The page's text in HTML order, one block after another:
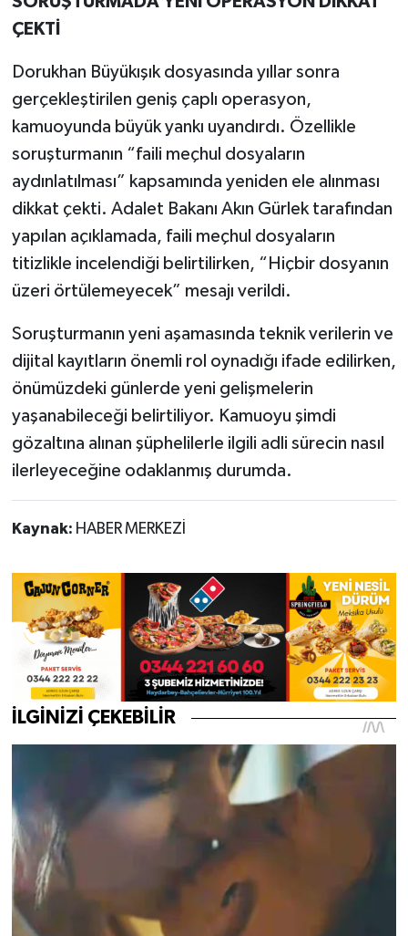
ÇEKTİ
Dorukhan Büyükışık dosyasında yıllar sonra
gerçekleştirilen geniş çaplı operasyon,
kamuoyunda büyük yankı uyandırdı. Özellikle
soruşturmanın “faili meçhul dosyaların
aydınlatılması” kapsamında yeniden ele alınması
dikkat çekti. Adalet Bakanı Akın Gürlek tarafından
yapılan açıklamada, faili meçhul dosyaların
titizlikle incelendiği belirtilirken, “Hiçbir dosyanın
üzeri örtülemeyecek” mesajı verildi.
Soruşturmanın yeni aşamasında teknik verilerin ve
dijital kayıtların önemli rol oynadığı ifade edilirken,
önümüzdeki günlerde yeni gelişmelerin
yaşanabileceği belirtiliyor. Kamuoyu şimdi
gözaltına alınan şüphelilerle ilgili adli sürecin nasıl
ilerleyeceğine odaklanmış durumda.
Kaynak: HABER MERKEZİ